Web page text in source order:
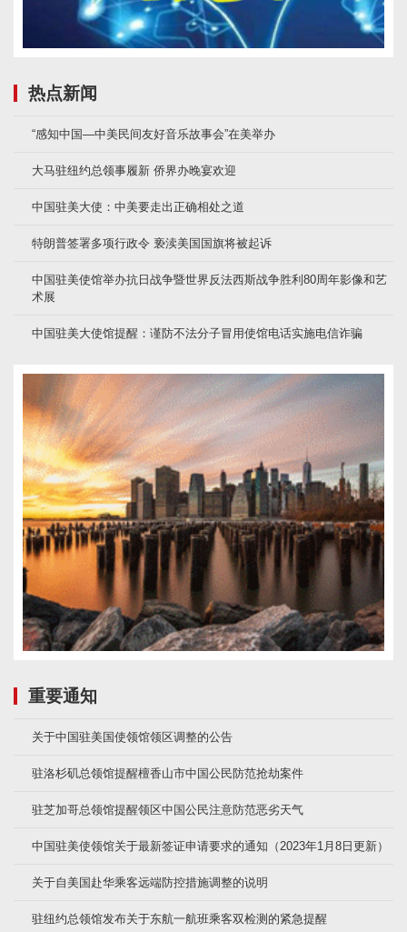
热点新闻
“感知中国—中美民间友好音乐故事会”在美举办
大马驻纽约总领事履新 侨界办晚宴欢迎
中国驻美大使：中美要走出正确相处之道
特朗普签署多项行政令 亵渎美国国旗将被起诉
中国驻美使馆举办抗日战争暨世界反法西斯战争胜利80周年影像和艺
术展
中国驻美大使馆提醒：谨防不法分子冒用使馆电话实施电信诈骗
重要通知
关于中国驻美国使领馆领区调整的公告
驻洛杉矶总领馆提醒檀香山市中国公民防范抢劫案件
驻芝加哥总领馆提醒领区中国公民注意防范恶劣天气
中国驻美使领馆关于最新签证申请要求的通知（2023年1月8日更新）
关于自美国赴华乘客远端防控措施调整的说明
驻纽约总领馆发布关于东航一航班乘客双检测的紧急提醒